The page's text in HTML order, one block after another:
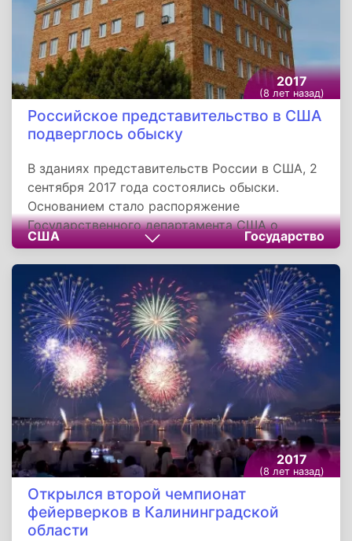
2017
(8 лет назад)
Российское представительство в США
подверглось обыску
В зданиях представительств России в США, 2
сентября 2017 года состоялись обыски.
Основанием стало распоряжение
Государственного департамента США о
введении новых ограничений на деятельность
российских дипломатических
представительств на территории страны.
Кроме того, российское генконсульство в
Сан-Франциско и торговые
представительства в Вашингтон и Нью-Йорке
перешли в ведение США во исполнение
требований американских властей.
США Государство
2017
(8 лет назад)
Открылся второй чемпионат
фейерверков в Калининградской
области